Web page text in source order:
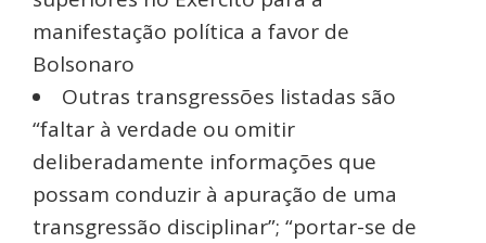
manifestação política a favor de
Bolsonaro
Outras transgressões listadas são
“faltar à verdade ou omitir
deliberadamente informações que
possam conduzir à apuração de uma
transgressão disciplinar”; “portar-se de